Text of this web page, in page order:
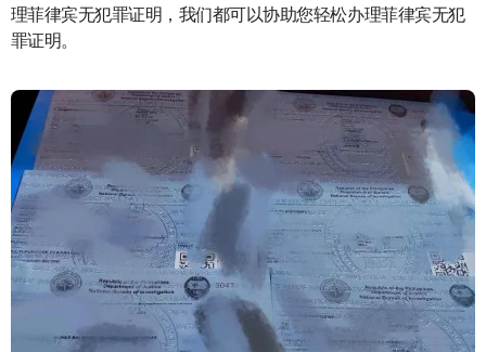
理菲律宾无犯罪证明，我们都可以协助您轻松办理菲律宾无犯
罪证明。